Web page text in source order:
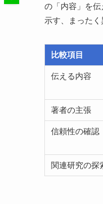
の「内容」を
示す、まったく
比較項目
伝える内容
著者の主張
信頼性の確認
関連研究の探